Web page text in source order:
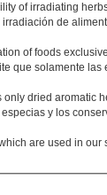
of irradiating
de
of foods
que solamente
dried aromatic
y los
are used in